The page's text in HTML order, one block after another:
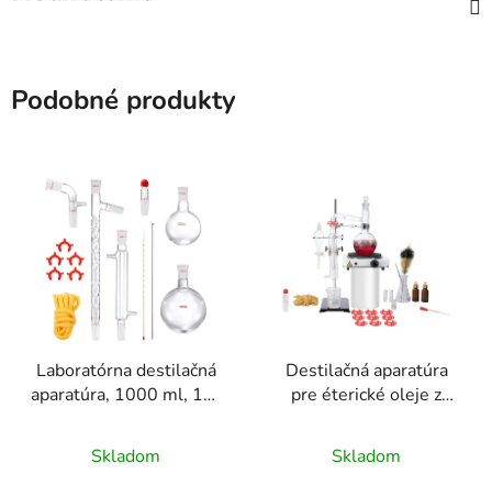
Podobné produkty
Laboratórna destilačná
aparatúra, 1000 ml, 14-
borosilikátového skla
3.3 s 24/40 spojkami
hodnotenie
Skladom
Destilačná aparatúra
pre éterické oleje z
sada 33 dielov,
vykurovacia doska
hodnotenie
Skladom